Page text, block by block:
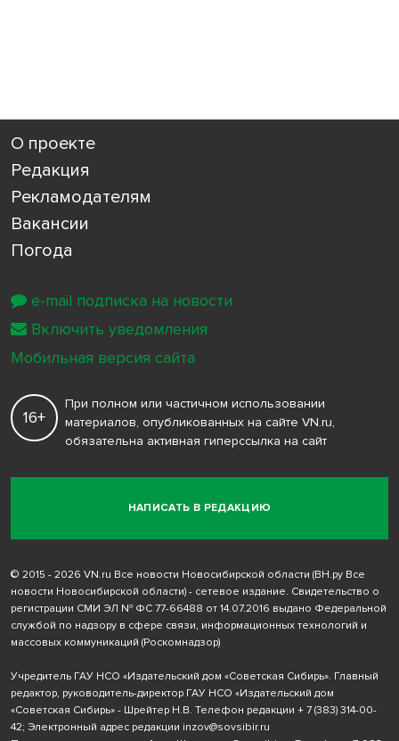
О проекте
Редакция
Рекламодателям
Вакансии
Погода
НАПИСАТЬ В РЕДАКЦИЮ
16+
При полном или частичном использовании
материалов, опубликованных на сайте VN.ru,
обязательна активная гиперссылка на сайт
© 2015 - 2026 VN.ru Все новости Новосибирской области (ВН.ру Все
новости Новосибирской области) - сетевое издание. Свидетельство о
регистрации СМИ ЭЛ № ФС 77-66488 от 14.07.2016 выдано Федеральной
службой по надзору в сфере связи, информационных технологий и
массовых коммуникаций (Роскомнадзор)
Учредитель ГАУ НСО «Издательский дом «Советская Сибирь». Главный
редактор, руководитель-директор ГАУ НСО «Издательский дом
«Советская Сибирь» - Шрейтер Н.В. Телефон редакции + 7 (383) 314-00-
42; Электронный адрес редакции inzov@sovsibir.ru
e-mail подписка на новости
Включить уведомления
Мобильная версия сайта